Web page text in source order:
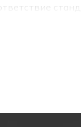
шоурумы;